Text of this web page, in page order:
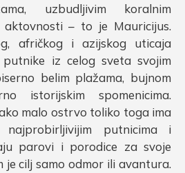
uzbudljivim koralnim
– to je Mauricijus.
afričkog i azijskog uticaja
iz celog sveta svojim
belim plažama, bujnom
istorijskim spomenicima.
malo ostrvo toliko toga ima
putnicima i
parovi i porodice za svoje
je cilj samo odmor ili avantura.